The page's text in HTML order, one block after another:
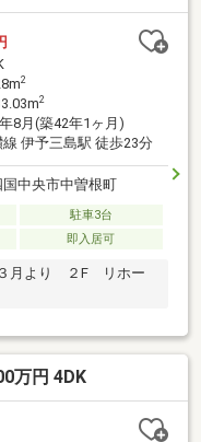
2
2
8月(築42年1ヶ月)
線 伊予三島駅 徒歩23分
中央市中曽根町
駐車3台
即入居可
月より ２F リホー
万円 4DK